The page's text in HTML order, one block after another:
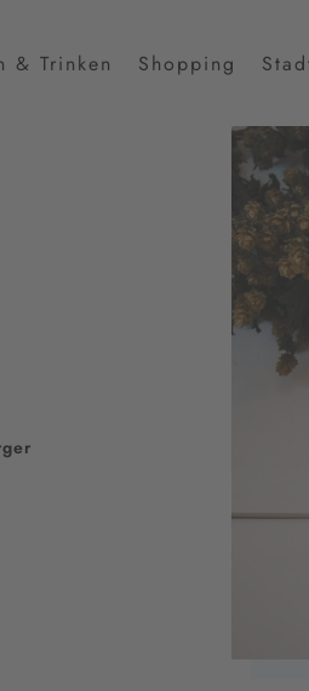
& Trinken Shopping